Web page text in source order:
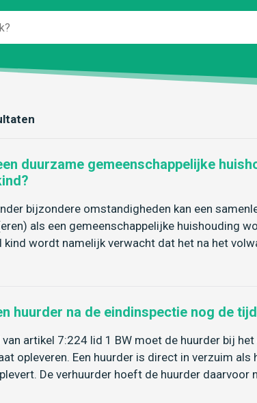
duurzame gemeenschappelijke
bijzondere omstandigheden kan een
als een gemeenschappelijke huishouding
kind wordt namelijk verwacht dat het na het
huurder na de eindinspectie nog de
van artikel 7:224 lid 1 BW moet de huurder bij
opleveren. Een huurder is direct in verzuim
De verhuurder hoeft de huurder daarvoor